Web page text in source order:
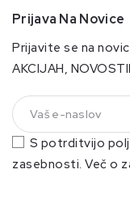
Prijava Na Novice
Prijavite se na
AKCIJAH,
S potrditvijo
zasebnosti. Več o